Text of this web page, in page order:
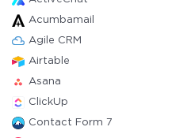
Acumbamail
Agile CRM
Airtable
Asana
ClickUp
Contact Form 7